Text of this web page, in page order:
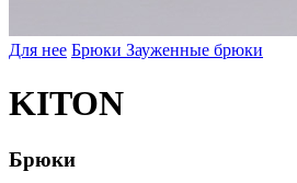
Для нее Брюки Зауженные брюки
KITON
Брюки